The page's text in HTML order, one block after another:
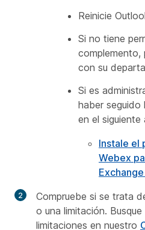
Reinicie
Si no tiene
con su
Si es
haber seguido
en el siguiente
Instale el
Webex
Compruebe si se trata
o una limitación. Busque
limitaciones en nuestro